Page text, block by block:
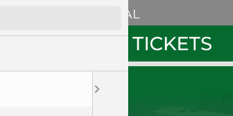
WÖLFE SOZIAL
WÖLFE TICKETS